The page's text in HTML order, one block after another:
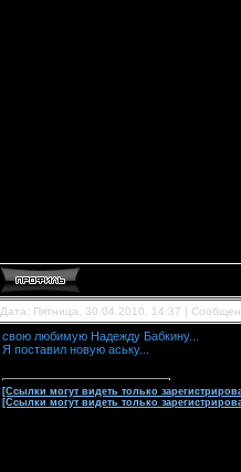
Дата: Пятница, 30.04.2010, 14:37 |
свою любимую Надежду Бабкину...
Я поставил новую аську...
[Ссылки могут видеть только
[Ссылки могут видеть только